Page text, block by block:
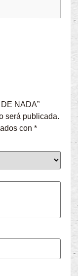
NADA”
será publicada.
con *